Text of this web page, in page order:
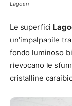
Lagoon
Le superfici
un’impalpabile
fondo luminoso
rievocano le
cristalline